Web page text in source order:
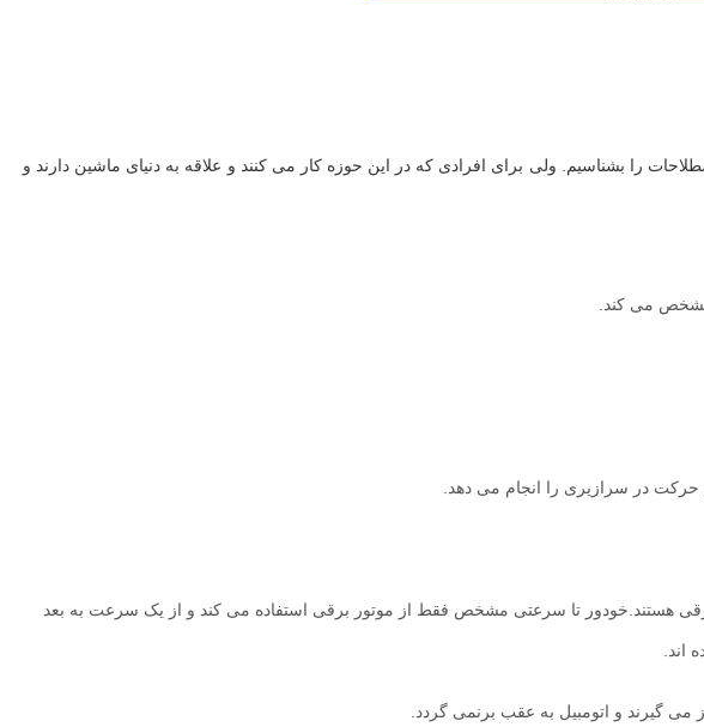
را بشناسیم. ولی برای افرادی که در این حوزه کار می کنند و علاقه به دنیای ماشین دارند و
می کند.
برقی هستند.خودور تا سرعتی مشخص فقط از موتور برقی استفاده می کند و از یک سرعت به بعد
اند.
گیرند و اتومبیل به عقب برنمی گردد.